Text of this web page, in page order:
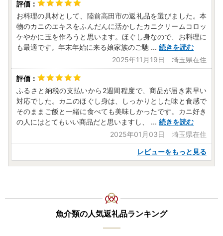
お料理の具材として、陸前高田市の返礼品を選びました。本
物のカニのエキスをふんだんに活かしたカニクリームコロッ
ケやかに玉を作ろうと思います。ほぐし身なので、お料理に
も最適です。年末年始に来る娘家族のご馳 ... 続きを読む
2025年11月19日 埼玉県在住
ふるさと納税の支払いから2週間程度で、商品が届き素早い
対応でした。カニのほぐし身は、しっかりとした味と食感で
そのままご飯と一緒に食べても美味しかったです。カニ好き
の人にはとてもいい商品だと思いますし、
... 続きを読む
2025年01月03日 埼玉県在住
レビューをもっと見る
魚介類の人気返礼品ランキング